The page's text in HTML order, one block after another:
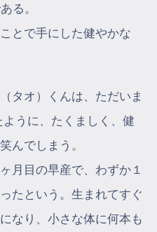
る。
とで手にした健やかな
タオ）くんは、ただいま
うに、たくましく、健
んでしまう。
月目の早産で、わずか１
たという。生まれてすぐ
なり、小さな体に何本も